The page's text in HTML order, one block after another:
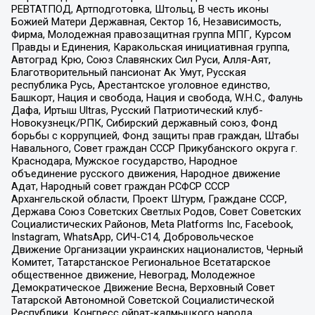
РЕВТАТПОД, Артподготовка, Штольц, В честь иконы
Божией Матери Державная, Сектор 16, Независимость,
Фирма, Молодежная правозащитная группа МПГ, Курсом
Правды и Единения, Каракольская инициативная группа,
Автоград Крю, Союз Славянских Сил Руси, Алля-Аят,
Благотворительный пансионат Ак Умут, Русская
республика Русь, Арестантское уголовное единство,
Башкорт, Нация и свобода, Нация и свобода, W.H.С., Фалунь
Дафа, Иртыш Ultras, Русский Патриотический клуб-
Новокузнецк/РПК, Сибирский державный союз, Фонд
борьбы с коррупцией, Фонд защиты прав граждан, Штабы
Навального, Совет граждан СССР Прикубанского округа г.
Краснодара, Мужское государство, Народное
объединение русского движения, Народное движение
Адат, Народный совет граждан РСФСР СССР
Архангельской области, Проект Штурм, Граждане СССР,
Держава Союз Советских Светлых Родов, Совет Советских
Социалистических Районов, Meta Platforms Inc, Facebook,
Instagram, WhatsApp, СИЧ-С14, Добровольческое
Движение Организации украинских националистов, Черный
Комитет, Татарстанское Региональное Всетатарское
общественное движение, Невоград, Молодежное
Демократическое Движение Весна, Верховный Совет
Татарской Автономной Советской Социалистической